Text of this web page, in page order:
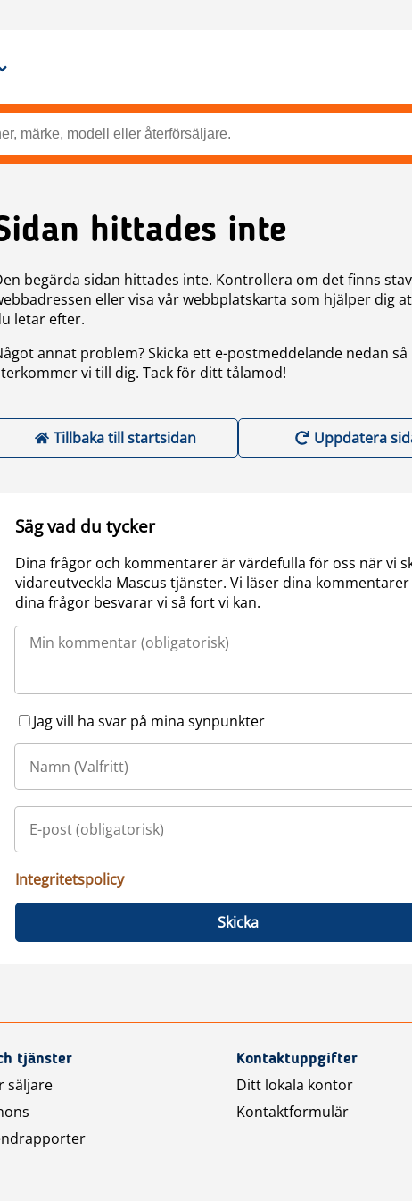
hittades inte
begärda sidan hittades inte. Kontrollera om det finns
eller visa vår webbplatskarta som hjälper dig
letar efter.
annat problem? Skicka ett e-postmeddelande nedan så
vi till dig. Tack för ditt tålamod!
Tillbaka till startsidan Uppdatera
Säg vad du tycker
Dina frågor och kommentarer är värdefulla för oss när vi
vidareutveckla Mascus tjänster. Vi läser dina
dina frågor besvarar vi så fort vi kan.
Jag vill ha svar på mina synpunkter
Integritetspolicy
Skicka
tjänster
säljare
Kontaktuppgifter
Ditt lokala kontor
Kontaktformulär